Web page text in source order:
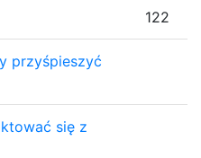
122
przyśpieszyć
się z